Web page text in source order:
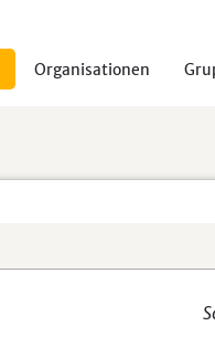
Organisationen